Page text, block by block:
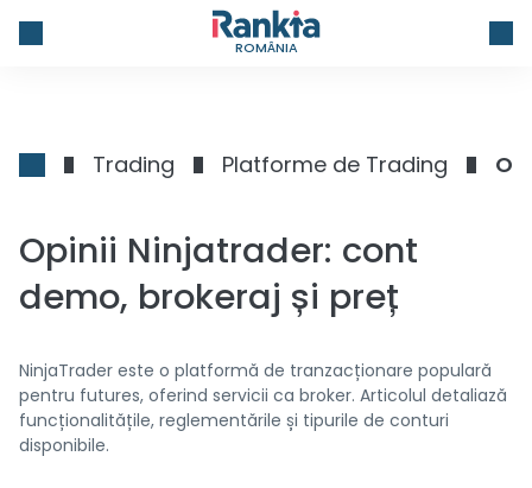
ROMÂNIA
Trading Platforme de Trading
Opinii Ninjatrader: cont
demo, brokeraj și preț
NinjaTrader este o platformă de tranzacționare populară
pentru futures, oferind servicii ca broker. Articolul detaliază
funcționalitățile, reglementările și tipurile de conturi
disponibile.